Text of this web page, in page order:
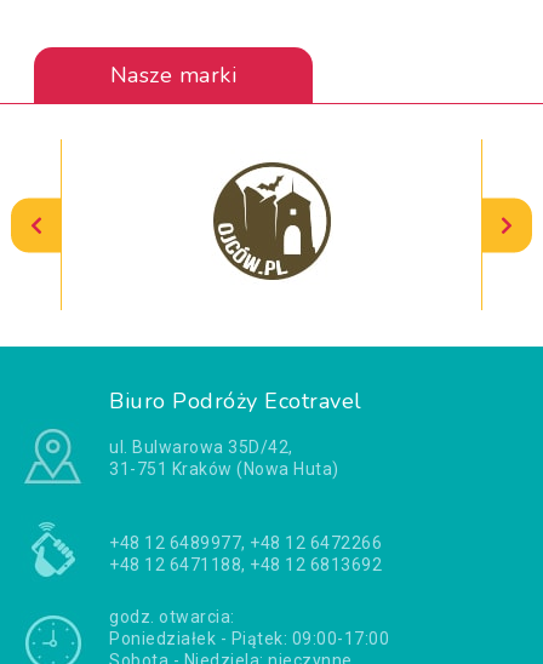
Nasze marki
Biuro Podróży Ecotravel
ul. Bulwarowa 35D/42,
31-751 Kraków (Nowa Huta)
+48 12 6489977, +48 12 6472266
+48 12 6471188, +48 12 6813692
godz. otwarcia:
Poniedziałek - Piątek: 09:00-17:00